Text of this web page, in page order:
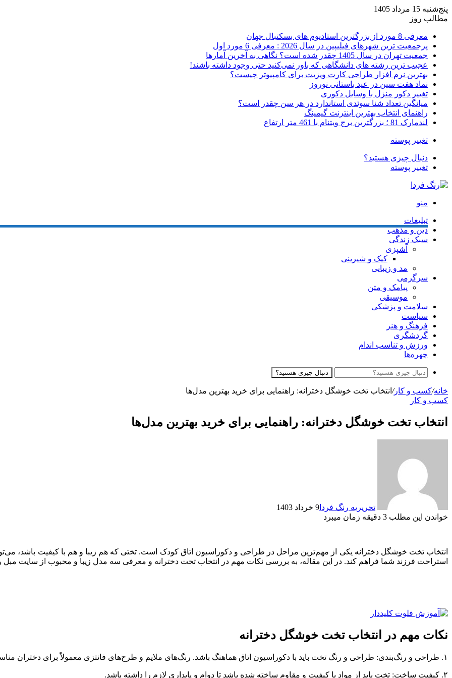
پنج‌شنبه 15 مرداد 1405
مطالب روز
معرفی 8 مورد از بزرگترین استادیوم های بسکتبال جهان
پرجمعیت ترین شهرهای فیلیپین در سال 2026 : معرفی 6 مورد اول
جمعیت تهران در سال 1405 چقدر شده است؟ نگاهی به آخرین آمارها
عجیب ترین رشته های دانشگاهی که باور نمی‌کنید حتی وجود داشته باشند!
بهترین نرم افزار طراحی کارت ویزیت برای کامپیوتر چیست؟
نماد هفت سین در عید باستانی نوروز
تغییر دکور منزل با وسایل دکوری
میانگین تعداد شنا سوئدی استاندارد در هر سن چقدر است؟
راهنمای انتخاب بهترین اینترنت گیمینگ
لندمارک 81 ؛ بزرگترین برج ویتنام با 461 متر ارتفاع
تغییر پوسته
دنبال چیزی هستید؟
تغییر پوسته
منو
تبلیغات
دین و مذهب
سبک زندگی
آشپزی
کیک و شیرینی
مد و زیبایی
سرگرمی
پیامک و متن
موسیقی
سلامت و پزشکی
سیاست
فرهنگ و هنر
گردشگری
ورزش و تناسب اندام
چهره‌ها
دنبال چیزی هستید؟
خانه/کسب و کار/ انتخاب تخت خوشگل دخترانه: راهنمایی برای خرید بهترین مدل‌ها
کسب و کار
انتخاب تخت خوشگل دخترانه: راهنمایی برای خرید بهترین مدل‌ها
تحریریه رنگ فردا 9 خرداد 1403
خواندن این مطلب 3 دقیقه زمان میبرد
انتخاب تخت خوشگل دخترانه یکی از مهم‌ترین مراحل در طراحی و دکوراسیون اتاق کودک است. تختی که هم زیبا و هم با کیفیت باشد،
استراحت فرزند شما فراهم کند. در این مقاله، به بررسی نکات مهم در انتخاب تخت دخترانه و معرفی سه مدل زیبا و محبوب از سایت مبل
نکات مهم در انتخاب تخت خوشگل دخترانه
۱. طراحی و رنگ‌بندی: طراحی و رنگ تخت باید با دکوراسیون اتاق هماهنگ باشد. رنگ‌های ملایم و طرح‌های فانتزی معمولاً برای دختران مناسب‌تر هستند.
۲. کیفیت ساخت: تخت باید از مواد با کیفیت و مقاوم ساخته شده باشد تا دوام و پایداری لازم را داشته باشد.